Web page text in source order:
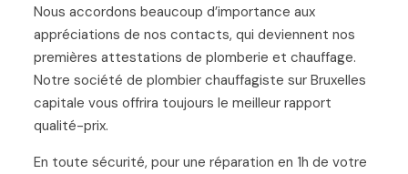
Nous accordons beaucoup d’importance aux
appréciations de nos contacts, qui deviennent nos
premières attestations de plomberie et chauffage.
Notre société de plombier chauffagiste sur Bruxelles
capitale vous offrira toujours le meilleur rapport
qualité-prix.
En toute sécurité, pour une réparation en 1h de votre